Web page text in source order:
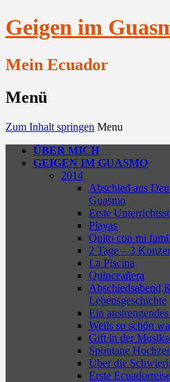
Geigen im
Mein Ecuador
Menü
Zum Inhalt springen Menu
ÜBER MICH
GEIGEN IM GUASMO
2014
Abschied aus
Guasmo
Erste
Playas
Quito con mi
2 Tage – 3
La Piscina
Quinceañera
Lebensgeschichte
Ein
Weils so schön
Gift in der
Spontane
Über die
Erste Ecuadorreise